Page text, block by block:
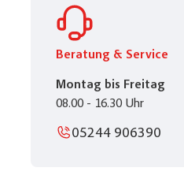
Beratung & Service
Montag bis Freitag
08.00 - 16.30 Uhr
05244 906390